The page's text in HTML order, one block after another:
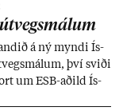
á ný myndi Ís­
því sviði
um ESB-að­ild Ís­